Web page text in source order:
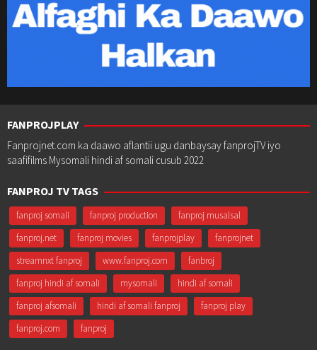
FANPROJPLAY
Fanprojnet.com ka daawo aflantii ugu danbaysay fanprojTV iyo
saafifilms Mysomali hindi af somali cusub 2022
FANPROJ TV TAGS
fanproj somali fanproj production
fanproj musalsal
fanproj.net
fanproj movies fanprojplay
fanprojnet
streamnxt fanproj
www.fanproj.com
fanbroj
fanproj hindi af somali
mysomali
hindi af somali
fanproj afsomali
hindi af somali fanproj
fanproj play
fanproj.com
fanproj